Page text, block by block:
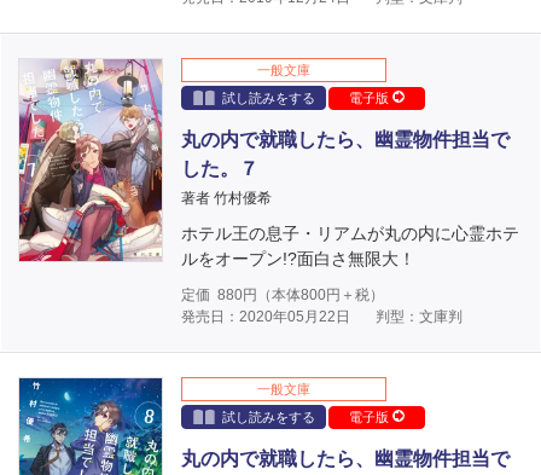
一般文庫
試し読みをする
電子版
丸の内で就職したら、幽霊物件担当で
した。７
著者 竹村優希
ホテル王の息子・リアムが丸の内に心霊ホテ
ルをオープン!?面白さ無限大！
定価 880円（本体800円＋税）
発売日：2020年05月22日
判型：文庫判
一般文庫
試し読みをする
電子版
丸の内で就職したら、幽霊物件担当で